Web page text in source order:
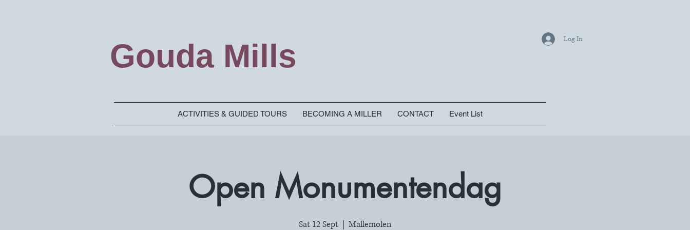
Gouda Mills Log In
ACTIVITIES & GUIDED TOURS BECOMING A MILLER CONTACT Event List
Open Monumentendag
Sat 12 Sept Mallemolen